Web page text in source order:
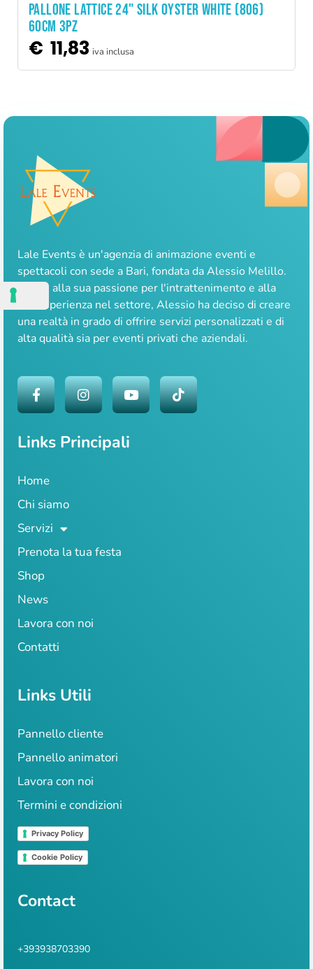
PALLONE LATTICE 24" SILK OYSTER WHITE (806)
60CM 3PZ
€ 11,83 iva inclusa
Lale Events è un'agenzia di animazione eventi e
spettacoli con sede a Bari, fondata da Alessio Melillo.
Grazie alla sua passione per l'intrattenimento e alla
sua esperienza nel settore, Alessio ha deciso di creare
una realtà in grado di offrire servizi personalizzati e di
alta qualità sia per eventi privati che aziendali.
Links Principali
Home
Chi siamo
Servizi
Prenota la tua festa
Shop
News
Lavora con noi
Contatti
Links Utili
Pannello cliente
Pannello animatori
Lavora con noi
Termini e condizioni
Privacy Policy
Cookie Policy
Contact
+393938703390